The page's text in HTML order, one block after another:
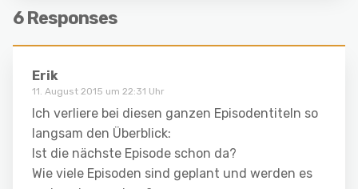
6 Responses
Erik
11. August 2015 um 22:31 Uhr
Ich verliere bei diesen ganzen Episodentiteln so
langsam den Überblick:
Ist die nächste Episode schon da?
Wie viele Episoden sind geplant und werden es